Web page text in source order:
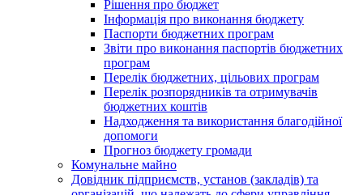
Рішення про бюджет
Інформація про виконання бюджету
Паспорти бюджетних програм
Звіти про виконання паспортів бюджетних
програм
Перелік бюджетних, цільових програм
Перелік розпорядників та отримувачів
бюджетних коштів
Надходження та використання благодійної
допомоги
Прогноз бюджету громади
Комунальне майно
Довідник підприємств, установ (закладів) та